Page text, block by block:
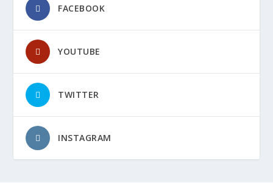
FACEBOOK
YOUTUBE
TWITTER
INSTAGRAM